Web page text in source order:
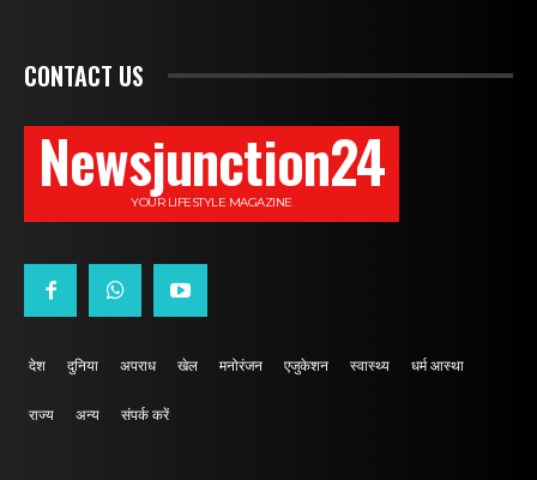
CONTACT US
Newsjunction24
YOUR LIFESTYLE MAGAZINE
देश दुनिया अपराध खेल मनोरंजन एजुकेशन स्वास्थ्य धर्म आस्था
राज्य अन्य संपर्क करें